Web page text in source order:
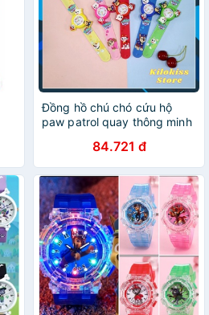
Đồng hồ chú chó cứu hộ
paw patrol quay thông minh
84.721 đ